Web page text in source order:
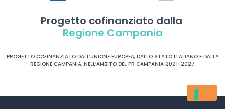
Progetto cofinanziato dalla
Regione Campania
PROGETTO COFINANZIATO DALL’UNIONE EUROPEA, DALLO STATO ITALIANO E DALLA
REGIONE CAMPANIA, NELL’AMBITO DEL PR CAMPANIA 2021-2027